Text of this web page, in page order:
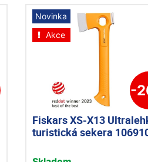
Novinka
Akce
-
Fiskars XS-X13
turistická sekera